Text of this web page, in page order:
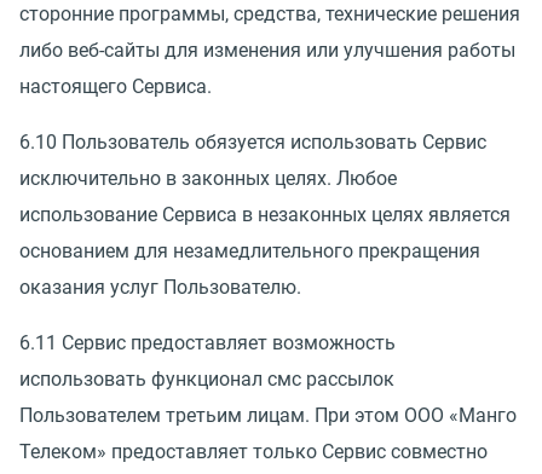
сторонние программы, средства, технические решения
либо веб-сайты для изменения или улучшения работы
настоящего Сервиса.
6.10 Пользователь обязуется использовать Сервис
исключительно в законных целях. Любое
использование Сервиса в незаконных целях является
основанием для незамедлительного прекращения
оказания услуг Пользователю.
6.11 Сервис предоставляет возможность
использовать функционал смс рассылок
Пользователем третьим лицам. При этом ООО «Манго
Телеком» предоставляет только Сервис совместно